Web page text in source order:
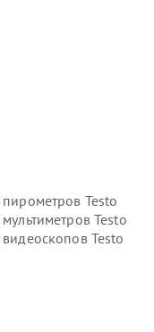
Testo
Testo
Testo